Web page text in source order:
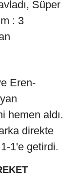
Eren-
hemen aldı.
direkte
1'e getirdi.